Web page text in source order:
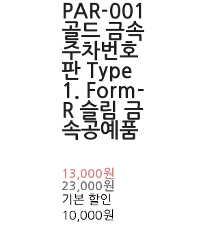
PAR-001
골드 금속
주차번호
판 Type
1. Form-
R 슬림 금
속공예품
13,000원
23,000원
기본 할인
10,000원